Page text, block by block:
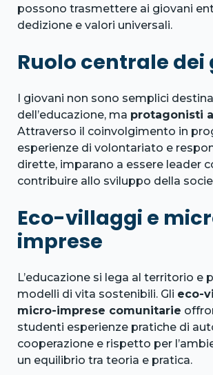
possono trasmettere ai giovani
dedizione e valori universali.
Ruolo centrale dei
I giovani non sono semplici
dell’educazione, ma protagonisti
Attraverso il coinvolgimento in
esperienze di volontariato e
dirette, imparano a essere leader
contribuire allo sviluppo della
Eco-villaggi e
imprese
L’educazione si lega al territorio e
modelli di vita sostenibili. Gli eco-
micro-imprese comunitarie
studenti esperienze pratiche di
cooperazione e rispetto per
un equilibrio tra teoria e pratica.